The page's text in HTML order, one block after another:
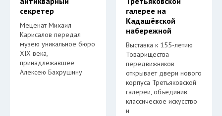
секретер
Меценат Михаил
Карисалов передал
музею уникальное бюро
XIX века,
принадлежавшее
Алексею Бахрушину
галерее на
Кадашёвской
набережной
Выставка к 155-летию
Товарищества
передвижников
открывает двери нового
корпуса Третьяковской
галереи, объединив
классическое искусство
и